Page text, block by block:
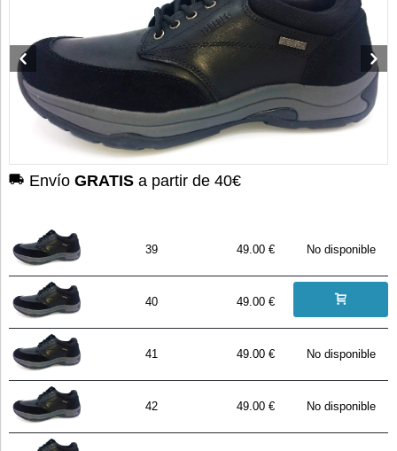
Envío GRATIS a partir de 40€
39 49.00 € No disponible
40 49.00 €
41 49.00 € No disponible
42 49.00 € No disponible